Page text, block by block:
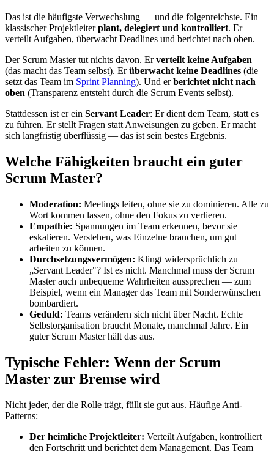
Das ist die häufigste Verwechslung — und die folgenreichste. Ein
klassischer Projektleiterplant, delegiert und kontrolliert. Er
verteilt Aufgaben, überwacht Deadlines und berichtet nach oben.
Der Scrum Master tut nichts davon. Erverteilt keine Aufgaben
(das macht das Team selbst). Erüberwacht keine Deadlines (die
setzt das Team im Sprint Planning). Und erberichtet nicht nach
oben (Transparenz entsteht durch die Scrum Events selbst).
Stattdessen ist er ein Servant Leader: Er dient dem Team, statt es
zu führen. Er stellt Fragen statt Anweisungen zu geben. Er macht
sich langfristig überflüssig — das ist sein bestes Ergebnis.
Welche Fähigkeiten braucht ein guter
Scrum Master?
Moderation: Meetings leiten, ohne sie zu dominieren. Alle zu
Wort kommen lassen, ohne den Fokus zu verlieren.
Empathie: Spannungen im Team erkennen, bevor sie
eskalieren. Verstehen, was Einzelne brauchen, um gut
arbeiten zu können.
Durchsetzungsvermögen: Klingt widersprüchlich zu
„Servant Leader"? Ist es nicht. Manchmal muss der Scrum
Master auch unbequeme Wahrheiten aussprechen — zum
Beispiel, wenn ein Manager das Team mit Sonderwünschen
bombardiert.
Geduld: Teams verändern sich nicht über Nacht. Echte
Selbstorganisation braucht Monate, manchmal Jahre. Ein
guter Scrum Master hält das aus.
Typische Fehler: Wenn der Scrum
Master zur Bremse wird
Nicht jeder, der die Rolle trägt, füllt sie gut aus. Häufige Anti-
Patterns:
Der heimliche Projektleiter: Verteilt Aufgaben, kontrolliert
den Fortschritt und berichtet dem Management. Das Team